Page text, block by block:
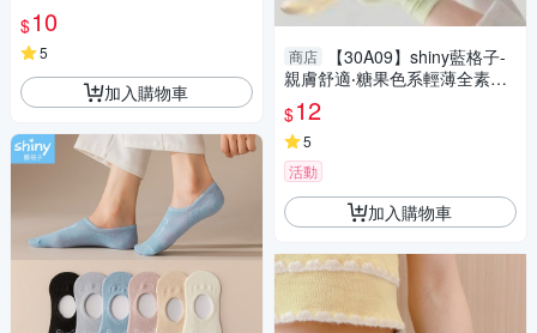
【356190】
$10
5
加入購物車
商店
【30A09】shiny藍格子-
親膚舒適‧糖果色系輕薄全素堆
堆襪中筒襪
$12
5
活動
加入購物車